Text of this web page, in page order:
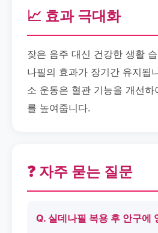
📈 효과 극대화
잦은 음주 대신 건강한 생활
나필의 효과가 장기간 유지됩
소 운동은 혈관 기능을 개선
를 높여줍니다.
❓ 자주 묻는 질문
Q. 실데나필 복용 후 안구에